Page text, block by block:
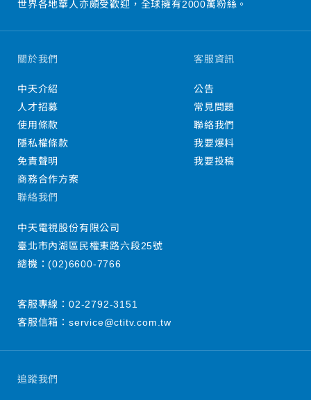
世界各地華人亦頗受歡迎，全球擁有2000萬粉絲。
追蹤我們
關於我們
中天介紹
人才招募
使用條款
隱私權條款
免責聲明
商務合作方案
客服資訊
公告
常見問題
聯絡我們
我要爆料
我要投稿
聯絡我們
中天電視股份有限公司
臺北市內湖區民權東路六段25號
總機：(02)6600-7766
客服專線： 02-2792-3151
客服信箱： service@ctitv.com.tw